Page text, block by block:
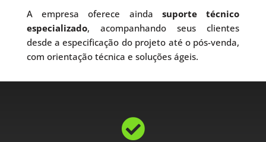
A empresa oferece ainda suporte técnico
especializado, acompanhando seus clientes
desde a especificação do projeto até o pós-venda,
com orientação técnica e soluções ágeis.
